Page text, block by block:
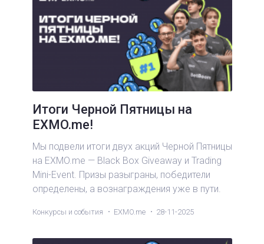
Итоги Черной Пятницы на
EXMO.me!
Мы подвели итоги двух акций Черной Пятницы
на EXMO.me — Black Box Giveaway и Trading
Mini-Event. Призы разыграны, победители
определены, а вознаграждения уже в пути.
Конкурсы и события EXMO.me 28-11-2025